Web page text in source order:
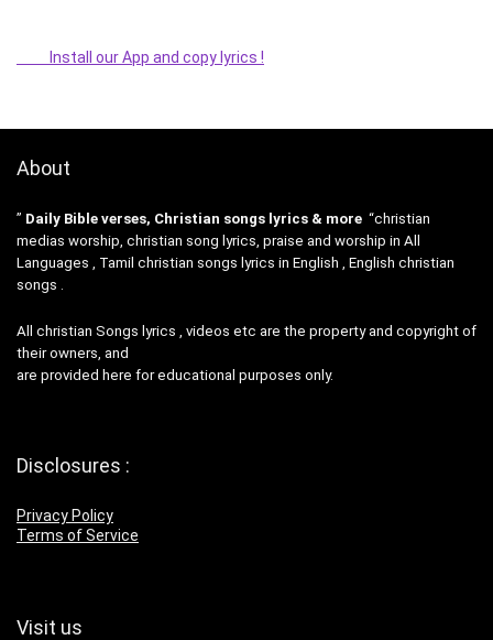
Install our App and copy lyrics !
About
” Daily Bible verses, Christian songs lyrics & more “christian
medias worship, christian song lyrics, praise and worship in All
Languages , Tamil christian songs lyrics in English , English christian
songs .
All christian Songs lyrics , videos etc are the property and copyright of
their owners, and
are provided here for educational purposes only.
Disclosures :
Privacy Policy
Terms of Service
Visit us